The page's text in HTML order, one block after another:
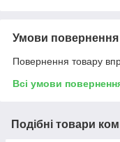
Умови повернення
Повернення товару
Всі умови
Подібні товари